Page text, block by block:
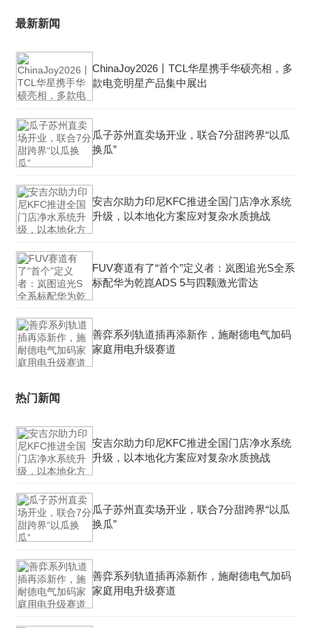
最新新闻
ChinaJoy2026丨TCL华星携手华硕亮相，多
款电竞明星产品集中展出
瓜子苏州直卖场开业，联合7分甜跨界“以瓜
换瓜”
安吉尔助力印尼KFC推进全国门店净水系统
升级，以本地化方案应对复杂水质挑战
FUV赛道有了“首个”定义者：岚图追光S全系
标配华为乾崑ADS 5与四颗激光雷达
善弈系列轨道插再添新作，施耐德电气加码
家庭用电升级赛道
热门新闻
安吉尔助力印尼KFC推进全国门店净水系统
升级，以本地化方案应对复杂水质挑战
瓜子苏州直卖场开业，联合7分甜跨界“以瓜
换瓜”
善弈系列轨道插再添新作，施耐德电气加码
家庭用电升级赛道